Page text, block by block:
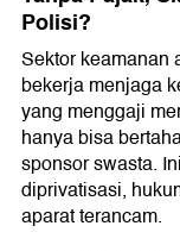
Polisi?
Sektor keamanan
bekerja menjaga
yang menggaji
hanya bisa
sponsor swasta.
diprivatisasi,
aparat terancam.